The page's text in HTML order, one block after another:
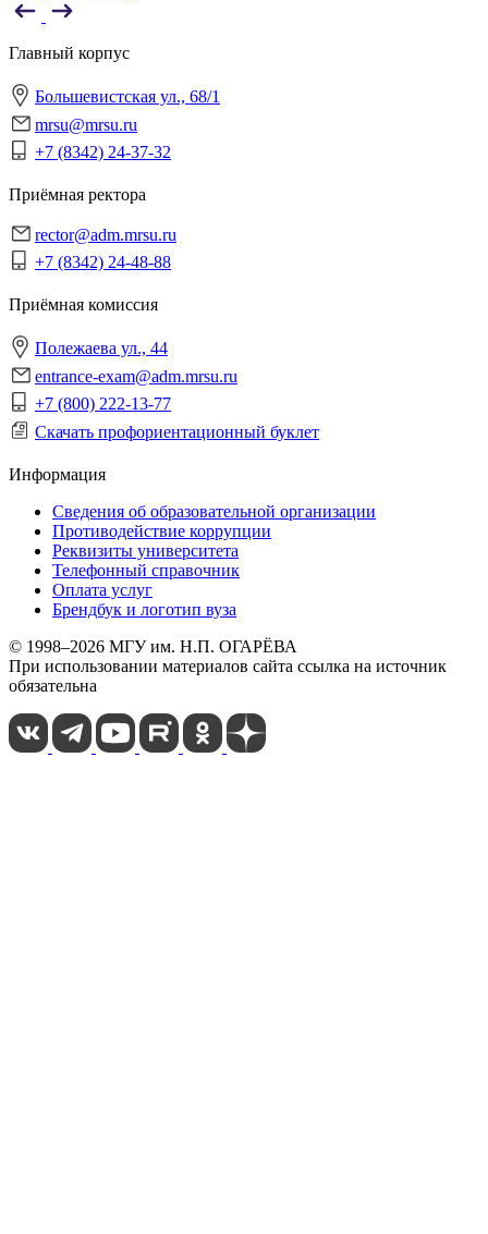
Главный корпус
Большевистская ул., 68/1
mrsu@mrsu.ru
+7 (8342) 24-37-32
Приёмная ректора
rector@adm.mrsu.ru
+7 (8342) 24-48-88
Приёмная комиссия
Полежаева ул., 44
entrance-exam@adm.mrsu.ru
+7 (800) 222-13-77
Скачать профориентационный буклет
Информация
Сведения об образовательной организации
Противодействие коррупции
Реквизиты университета
Телефонный справочник
Оплата услуг
Брендбук и логотип вуза
© 1998–2026 МГУ им. Н.П. ОГАРЁВА
При использовании материалов сайта ссылка на источник
обязательна